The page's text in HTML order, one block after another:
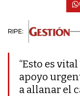
RIPE:
“Esto es
apoyo
a allanar el